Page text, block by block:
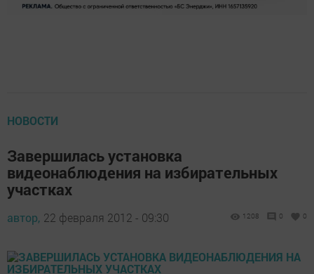
НОВОСТИ
Завершилась установка
видеонаблюдения на избирательных
участках
автор, 22 февраля 2012 - 09:30 1208 0 0